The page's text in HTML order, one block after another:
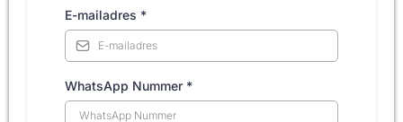
E-mailadres *
WhatsApp Nummer *